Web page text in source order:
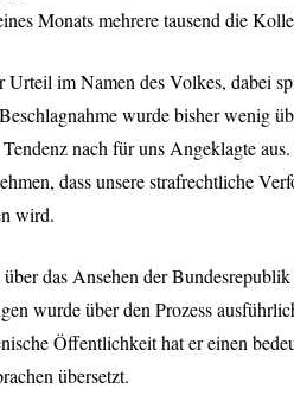
Monats mehrere tausend die
Urteil im Namen des Volkes, dabei
wurde bisher wenig
nach für uns Angeklagte
dass unsere strafrechtliche
wird.
über das Ansehen der
wurde über den Prozess
Öffentlichkeit hat er einen
übersetzt.